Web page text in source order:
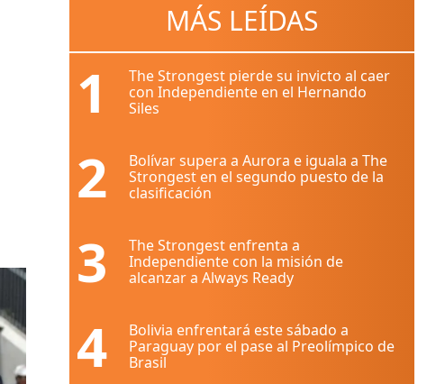
MÁS LEÍDAS
1
The Strongest pierde su invicto al caer
con Independiente en el Hernando
Siles
2
Bolívar supera a Aurora e iguala a The
Strongest en el segundo puesto de la
clasificación
3
The Strongest enfrenta a
Independiente con la misión de
alcanzar a Always Ready
4
Bolivia enfrentará este sábado a
Paraguay por el pase al Preolímpico de
Brasil